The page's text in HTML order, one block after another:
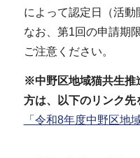
によって認定日（活動
なお、第1回の申請期
ご注意ください。
※中野区地域猫共生推
方は、以下のリンク先
「令和8年度中野区地